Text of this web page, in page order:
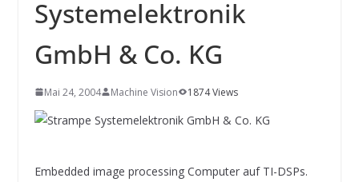
SYSTEMS WIRD EYYES
positioning of industrial cameras
Systemelektronik
GmbH & Co. KG
Mai 24, 2004 Machine Vision 1874 Views
Embedded image processing Computer auf TI-DSPs.